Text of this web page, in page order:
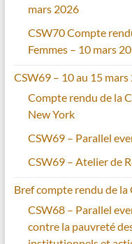
mars 2026
CSW70 Compte
Femmes – 10 mars
CSW69 – 10 au 15
Compte rendu de la
New York
CSW69 – Parallel
CSW69 – Atelier de
Bref compte rendu de la
CSW68 – Parallel
contre la pauvreté